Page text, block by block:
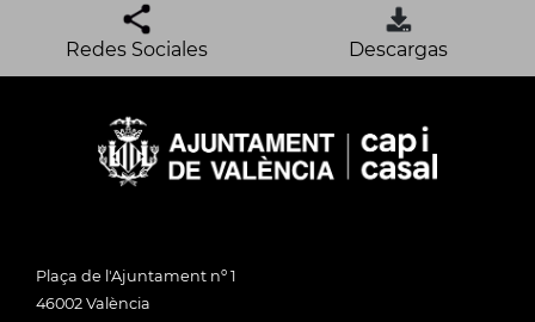
Redes Sociales Descargas
Plaça de l'Ajuntament nº 1
46002 València